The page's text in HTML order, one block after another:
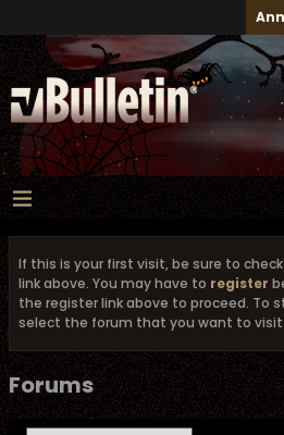
If this is your first visit, be sure to
link above. You may have to register
the register link above to proceed. To
select the forum that you want to
Forums